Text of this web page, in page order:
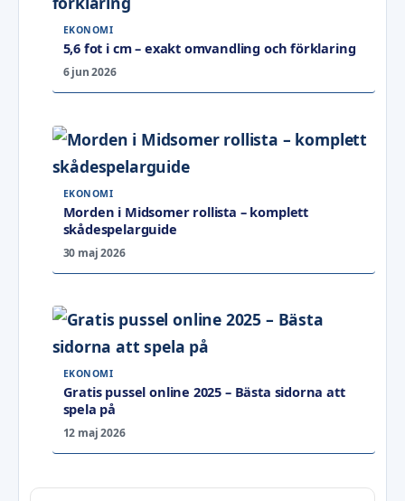
EKONOMI
5,6 fot i cm – exakt omvandling och förklaring
6 jun 2026
EKONOMI
Morden i Midsomer rollista – komplett
skådespelarguide
30 maj 2026
EKONOMI
Gratis pussel online 2025 – Bästa sidorna att
spela på
12 maj 2026